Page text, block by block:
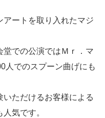
アートを取り入れたマジ
堂での公演ではＭｒ．マ
人でのスプーン曲げにも
ただけるお客様による
気です。